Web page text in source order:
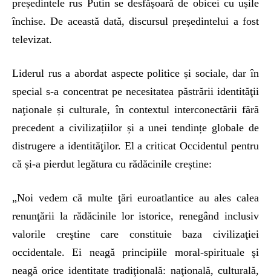
președintele rus Putin se desfășoară de obicei cu ușile
închise. De această dată, discursul președintelui a fost
televizat.
Liderul rus a abordat aspecte politice și sociale, dar în
special s-a concentrat pe necesitatea păstrării identităţii
naţionale și culturale, în contextul interconectării fără
precedent a civilizațiilor și a unei tendințe globale de
distrugere a identităţilor. El a criticat Occidentul pentru
că și-a pierdut legătura cu rădăcinile creștine:
„Noi vedem că multe ţări euroatlantice au ales calea
renunţării la rădăcinile lor istorice, renegând inclusiv
valorile creştine care constituie baza civilizaţiei
occidentale. Ei neagă principiile moral-spirituale şi
neagă orice identitate tradiţională: naţională, culturală,